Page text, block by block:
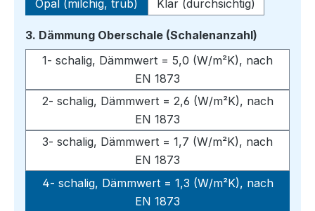
Opal (milchig, trüb)
Klar (durchsichtig)
3. Dämmung Oberschale (Schalenanzahl)
1- schalig, Dämmwert = 5,0 (W/m²K), nach
EN 1873
2- schalig, Dämmwert = 2,6 (W/m²K), nach
EN 1873
3- schalig, Dämmwert = 1,7 (W/m²K), nach
EN 1873
4- schalig, Dämmwert = 1,3 (W/m²K), nach
EN 1873